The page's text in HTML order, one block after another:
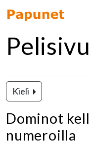
Kieli
Dominot
numeroilla